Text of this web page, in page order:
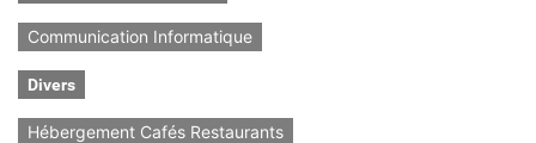
Communication Informatique
Divers
Hébergement Cafés Restaurants